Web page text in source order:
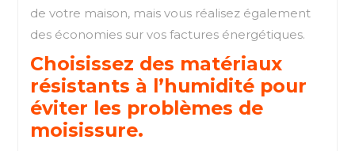
de votre maison, mais vous réalisez également
des économies sur vos factures énergétiques.
Choisissez des matériaux
résistants à l’humidité pour
éviter les problèmes de
moisissure.